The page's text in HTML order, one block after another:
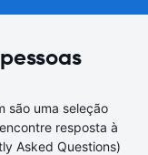
são uma seleção
resposta à
Asked Questions)